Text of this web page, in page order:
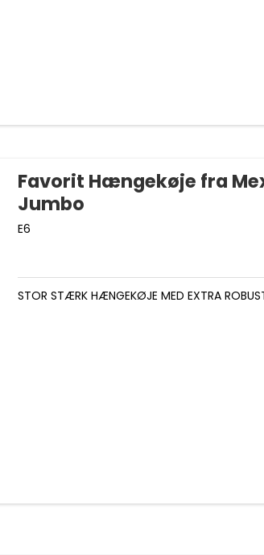
Favorit Hængekøje fra
Jumbo
E6
STOR STÆRK HÆNGEKØJE MED EXTRA